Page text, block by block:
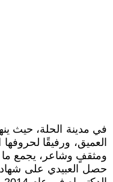
العميق، ورفيقًا
ومثقفٍ وشاعر، يجمع